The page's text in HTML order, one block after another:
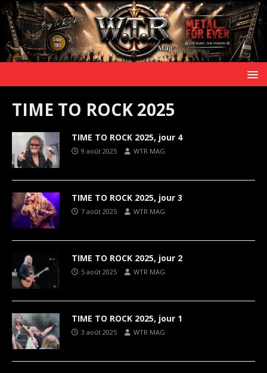
TIME TO ROCK 2025
TIME TO ROCK 2025, jour 4
9 août 2025 WTR MAG
TIME TO ROCK 2025, jour 3
7 août 2025 WTR MAG
TIME TO ROCK 2025, jour 2
5 août 2025 WTR MAG
TIME TO ROCK 2025, jour 1
3 août 2025 WTR MAG